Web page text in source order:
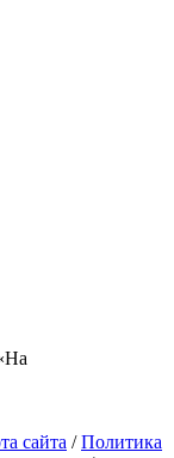
сайта / Политика